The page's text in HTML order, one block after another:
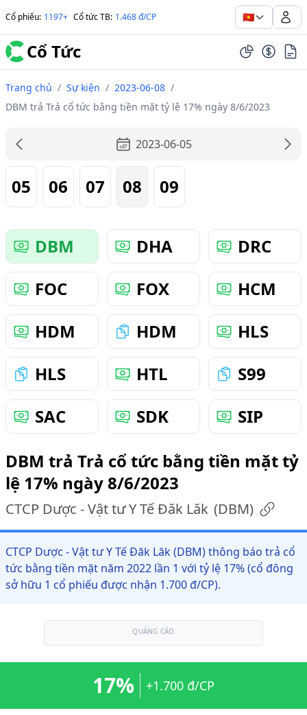
Cổ phiếu: 1197+ Cổ tức TB: 1.468 đ/CP 🇻🇳
Cổ Tức
Trang chủ / Sự kiện / 2023-06-08 /
DBM trả Trả cổ tức bằng tiền mặt tỷ lệ 17% ngày 8/6/2023
2023-06-05
05 06 07 08 09
DBM DHA
DRC
FOC
FOX
HCM
HDM
HDM
HLS
HLS
HTL
S99
SAC
SDK
SIP
DBM trả Trả cổ tức bằng tiền mặt tỷ
lệ 17% ngày 8/6/2023
CTCP Dược - Vật tư Y Tế Đăk Lăk (DBM)
CTCP Dược - Vật tư Y Tế Đăk Lăk (DBM) thông báo trả cổ
tức bằng tiền mặt năm 2022 lần 1 với tỷ lệ 17% (cổ đông
sở hữu 1 cổ phiếu được nhận 1.700 đ/CP).
QUẢNG CÁO
17% +1.700 đ/CP